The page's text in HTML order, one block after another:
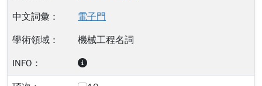
電子門
機械工程名詞